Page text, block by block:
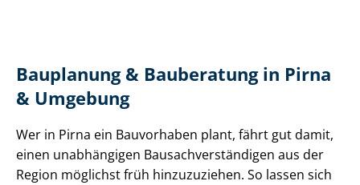
Bauplanung & Bauberatung in Pirna
& Umgebung
Wer in Pirna ein Bauvorhaben plant, fährt gut damit,
einen unabhängigen Bau­sach­ver­stän­di­gen aus der
Region möglichst früh hinzuzuziehen. So lassen sich